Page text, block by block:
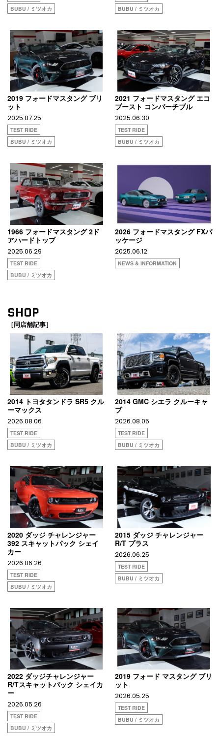
BUBU / ミツオカ
BUBU / ミツオカ
2019 フォードマスタング ブリ
ット
2025.07.25
TEST RIDE
BUBU / ミツオカ
2021 フォードマスタング エコ
ブースト コンバーチブル
2025.06.30
TEST RIDE
BUBU / ミツオカ
1966 フォードマスタング 2ド
アハードトップ
2025.06.29
TEST RIDE
BUBU / ミツオカ
2026 フォードマスタング FXパ
ッケージ
2025.06.12
NEWS & INFORMATION
SHOP
［同店舗記事］
2014 トヨタタンドラ SR5 クル
ーマックス
2026.08.06
TEST RIDE
BUBU / ミツオカ
2014 GMC シエラ クルーキャ
ブ
2026.08.05
TEST RIDE
BUBU / ミツオカ
2020 ダッジ チャレンジャー
392 スキャットパック シェイ
カー
2026.06.26
TEST RIDE
BUBU / ミツオカ
2015 ダッジ チャレンジャー
R/T プラス
2026.06.25
TEST RIDE
BUBU / ミツオカ
2022 ダッジチャレンジャー
R/Tスキャットパック シェイカ
ー
2026.05.26
TEST RIDE
BUBU / ミツオカ
2019 フォード マスタング ブリ
ット
2026.05.25
TEST RIDE
BUBU / ミツオカ